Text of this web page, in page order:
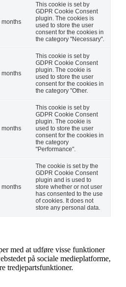
months
This cookie is set by
GDPR Cookie Consent
plugin. The cookies is
used to store the user
consent for the cookies in
the category "Necessary".
months
This cookie is set by
GDPR Cookie Consent
plugin. The cookie is
used to store the user
consent for the cookies in
the category "Other.
months
This cookie is set by
GDPR Cookie Consent
plugin. The cookie is
used to store the user
consent for the cookies in
the category
"Performance".
months
The cookie is set by the
GDPR Cookie Consent
plugin and is used to
store whether or not user
has consented to the use
of cookies. It does not
store any personal data.
med at udføre visse funktioner
på sociale medieplatforme,
tredjepartsfunktioner.